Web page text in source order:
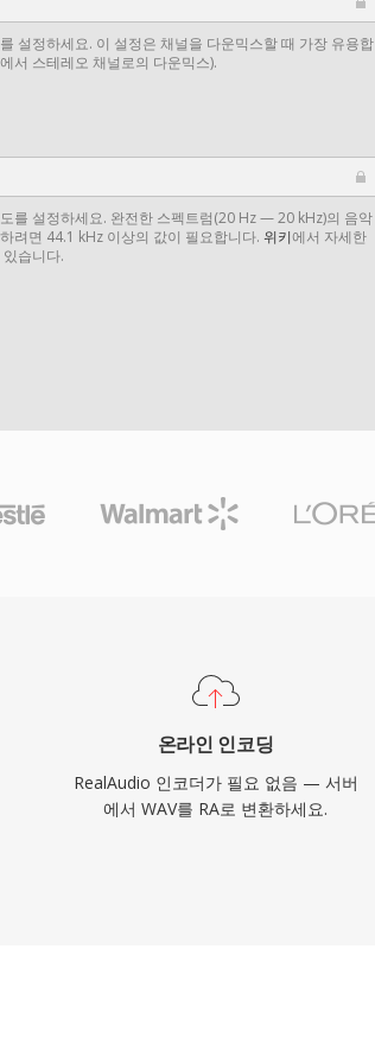
설정하세요. 이 설정은 채널을 다운믹스할 때 가장 유용합
서 스테레오 채널로의 다운믹스).
를 설정하세요. 완전한 스펙트럼(20 Hz — 20 kHz)의 음악
려면 44.1 kHz 이상의 값이 필요합니다. 위키에서 자세한
습니다.
온라인 인코딩
RealAudio 인코더가 필요 없음 — 서버
에서 WAV를 RA로 변환하세요.